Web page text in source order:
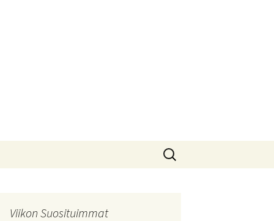
Haku:
Viikon Suosituimmat